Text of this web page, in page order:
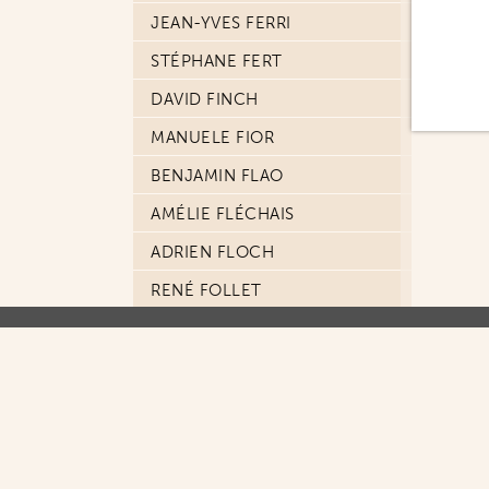
JEAN-YVES FERRI
STÉPHANE FERT
DAVID FINCH
MANUELE FIOR
BENJAMIN FLAO
AMÉLIE FLÉCHAIS
ADRIEN FLOCH
RENÉ FOLLET
ALFONSO FONT